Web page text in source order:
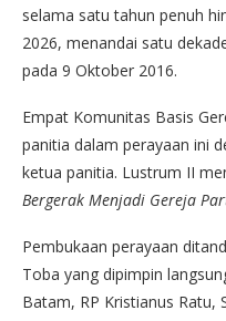
selama satu tahun penuh
2026, menandai satu
pada 9 Oktober 2016.
Empat Komunitas Basis
panitia dalam perayaan ini
ketua panitia. Lustrum II
Bergerak Menjadi Gereja
Pembukaan perayaan
Toba yang dipimpin
Batam, RP Kristianus Ratu,